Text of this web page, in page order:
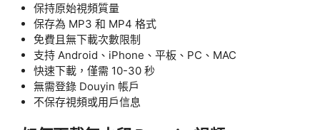
保持原始視頻質量
保存為 MP3 和 MP4 格式
免費且無下載次數限制
支持 Android、iPhone、平板、PC、MAC
快速下載，僅需 10-30 秒
無需登錄 Douyin 帳戶
不保存視頻或用戶信息